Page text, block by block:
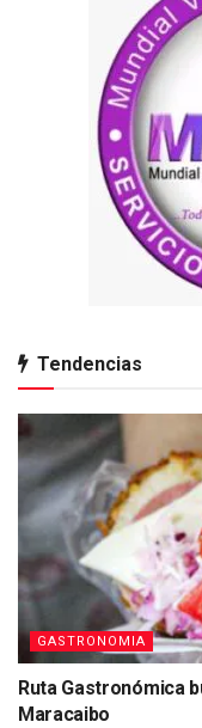
Tendencias
GASTRONOMIA
Ruta Gastronómica
Maracaibo